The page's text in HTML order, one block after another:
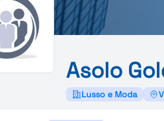
Asolo
Lusso e Moda